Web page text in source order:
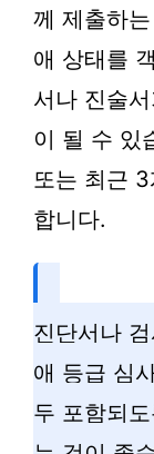
께 제출하
애 상태를
서나 진술
이 될 수 있
또는 최근
합니다.
진단서나
애 등급 심
두 포함되